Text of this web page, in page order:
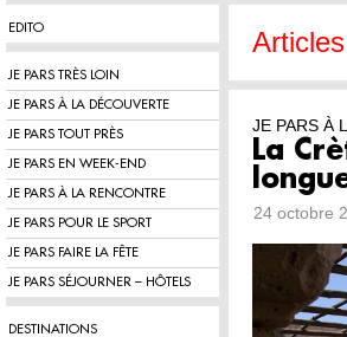
EDITO
JE PARS TRÈS LOIN
JE PARS À LA DÉCOUVERTE
JE PARS TOUT PRÈS
JE PARS EN WEEK-END
JE PARS À LA RENCONTRE
JE PARS POUR LE SPORT
JE PARS FAIRE LA FÊTE
JE PARS SÉJOURNER – HÔTELS
DESTINATIONS
JE PARS À
La
24 octobre